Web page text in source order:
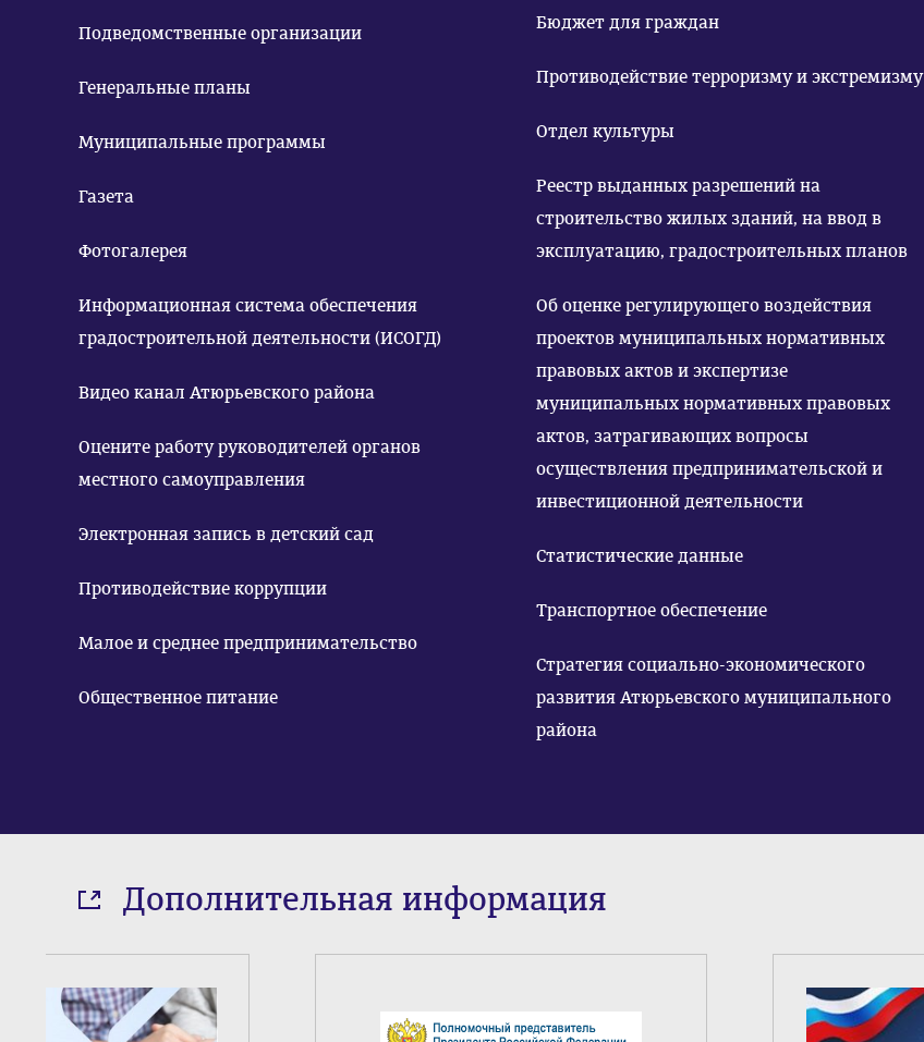
Подведомственные организации
Генеральные планы
Муниципальные программы
Газета
Фотогалерея
Информационная система обеспечения
градостроительной деятельности (ИСОГД)
Видео канал Атюрьевского района
Оцените работу руководителей органов
местного самоуправления
Электронная запись в детский сад
Противодействие коррупции
Малое и среднее предпринимательство
Общественное питание
Бюджет для граждан
Противодействие терроризму и экстремизму
Отдел культуры
Реестр выданных разрешений на
строительство жилых зданий, на ввод в
эксплуатацию, градостроительных планов
Об оценке регулирующего воздействия
проектов муниципальных нормативных
правовых актов и экспертизе
муниципальных нормативных правовых
актов, затрагивающих вопросы
осуществления предпринимательской и
инвестиционной деятельности
Статистические данные
Транспортное обеспечение
Стратегия социально-экономического
развития Атюрьевского муниципального
района
Дополнительная информация